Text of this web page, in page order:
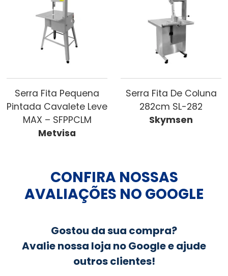
Serra Fita Pequena
Pintada Cavalete Leve
MAX – SFPPCLM
Metvisa
Serra Fita De Coluna
282cm SL-282
Skymsen
CONFIRA NOSSAS
AVALIAÇÕES NO GOOGLE
Gostou da sua compra?
Avalie nossa loja no Google e ajude
outros clientes!